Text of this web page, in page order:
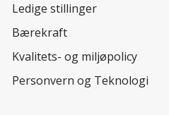
Ledige stillinger
Bærekraft
Kvalitets- og miljøpolicy
Personvern og Teknologi